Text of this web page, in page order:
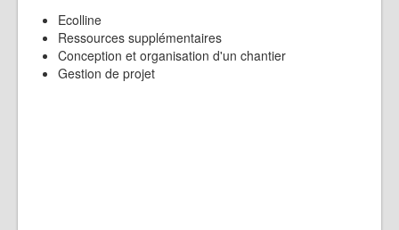
Ecolline
Ressources supplémentaires
Conception et organisation d'un chantier
Gestion de projet